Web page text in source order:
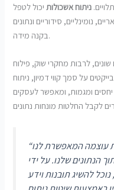
ניתוח אשכולותיכול לטפל
נומינליים, סידוריים ונתונים
בקנה מידה.
לרבות מחקרי שוק, פילוח
על סמך קווי דמיון, ניתוח
ומגמות, ומאפשר לעסקים
“ניתוח אשכולות הוא טכניקה רבת עוצמה המאפשרת לנו
הנתונים שלנו. על ידי
נוכל להשיג תובנות וידע